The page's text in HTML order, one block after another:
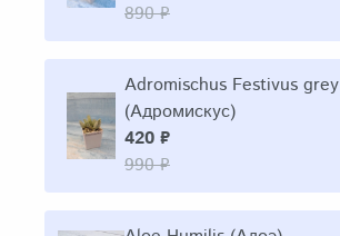
890 ₽
Adromischus Festivus grey
(Адромискус)
420 ₽
990 ₽